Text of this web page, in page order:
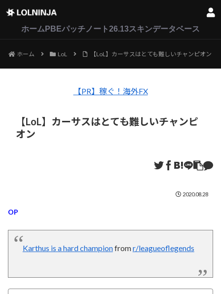
ホーム PBEパッチノート26.13スキンデータベース
ホーム LoL 【LoL】カーサスはとても難しいチャンピオン
【PR】稼ぐ！海外FX
【LoL】カーサスはとても難しいチャンピ
オン
2020.08.28
OP
Karthus is a hard championfromr/leagueoflegends